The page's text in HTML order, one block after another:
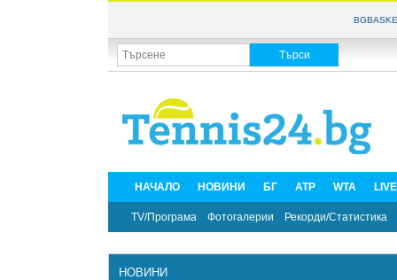
НАЧАЛО НОВИНИ БГ ATP WTA
TV/Програма Фотогалерии Рекорди/Статистика
НОВИНИ